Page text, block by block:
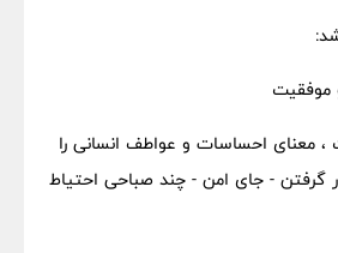
احساسات و عواطف انسانی را
گرفتن - جای امن - چند صباحی احتیاط